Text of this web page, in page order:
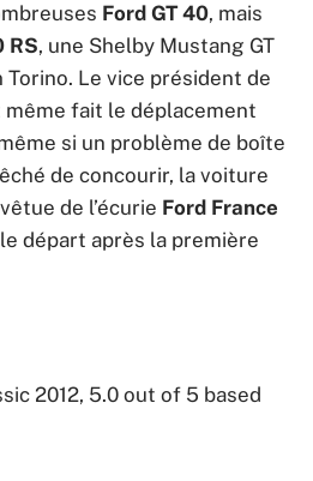
Ford GT 40, mais
RS, une Shelby Mustang GT
Torino. Le vice président de
fait le déplacement
si un problème de boîte
de concourir, la voiture
de l’écurie Ford France
départ après la première
2012, 5.0 out of 5 based